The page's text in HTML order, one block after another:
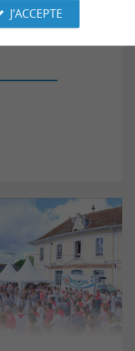
J'ACCEPTE